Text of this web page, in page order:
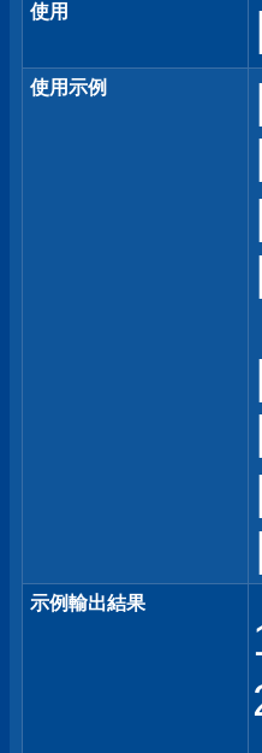
使用
使用示例
示例輸出結果